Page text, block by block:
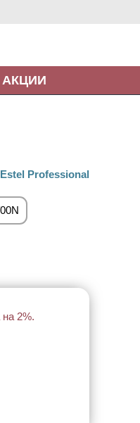
АКЦИИ
Estel Professional
2%.